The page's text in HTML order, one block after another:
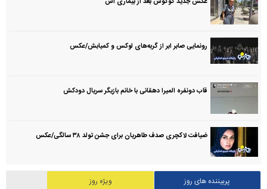
رونمایی صابر ابر از گربه‌های لوکس و کمیابش/عکس
قاب دونفره المیرا دهقانی با خانم بازیگر سریال دودکش
ضیافت لاکچری صدف طاهریان برای جشن تولد ۳۸ سالگی‌/عکس
پربیننده های روز
ویژه روز